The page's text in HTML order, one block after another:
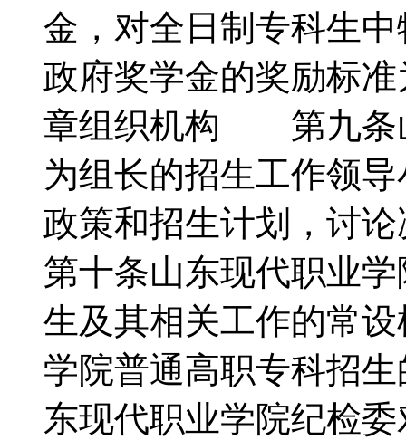
金，对全日制专科生
政府奖学金的奖励标
章组织机构 第九条
为组长的招生工作领
政策和招生计划，
第十条山东现代职业
生及其相关工作的常
学院普通高职专科招
东现代职业学院纪检